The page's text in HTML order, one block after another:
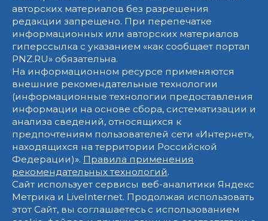
авторских материалов без разрешения
редакции запрещено. При перепечатке
информационных или авторских материалов
гиперссылка с указанием «как сообщает портал
PNZ.RU» обязательна.
На информационном ресурсе применяются
внешние рекомендательные технологии
(информационные технологии предоставления
информации на основе сбора, систематизации и
анализа сведений, относящихся к
предпочтениям пользователей сети «Интернет»,
находящихся на территории Российской
Федерации)». Правила применения
рекомендательных технологий.
Сайт использует сервисы веб-аналитики Яндекс
Метрика и LiveInternet. Продолжая использовать
этот Сайт, вы соглашаетесь с использованием